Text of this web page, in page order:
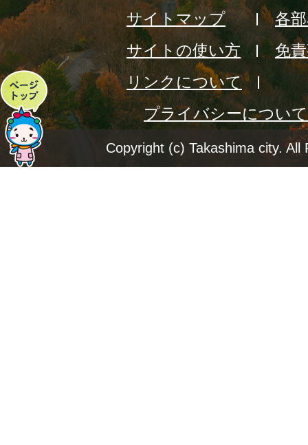
ペ
ー
ジ
サイトマップ
各
サイトの使い方
免
リンクについて
プライバシーについて
Copyright (c) Takashima city. All